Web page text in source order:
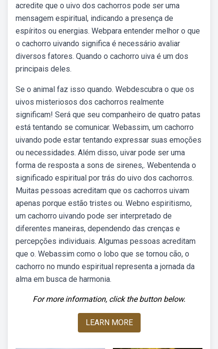
acredite que o uivo dos cachorros pode ser uma
mensagem espiritual, indicando a presença de
espíritos ou energias. Webpara entender melhor o que
o cachorro uivando significa é necessário avaliar
diversos fatores. Quando o cachorro uiva é um dos
principais deles.
Se o animal faz isso quando. Webdescubra o que os
uivos misteriosos dos cachorros realmente
significam! Será que seu companheiro de quatro patas
está tentando se comunicar. Webassim, um cachorro
uivando pode estar tentando expressar suas emoções
ou necessidades. Além disso, uivar pode ser uma
forma de resposta a sons de sirenes,. Webentenda o
significado espiritual por trás do uivo dos cachorros.
Muitas pessoas acreditam que os cachorros uivam
apenas porque estão tristes ou. Webno espiritismo,
um cachorro uivando pode ser interpretado de
diferentes maneiras, dependendo das crenças e
percepções individuais. Algumas pessoas acreditam
que o. Webassim como o lobo que se tornou cão, o
cachorro no mundo espiritual representa a jornada da
alma em busca de harmonia.
For more information, click the button below.
LEARN MORE